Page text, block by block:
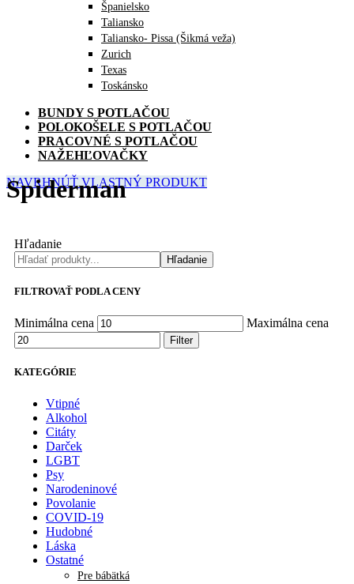
Španielsko
Taliansko
Taliansko- Pissa (Šikmá veža)
Zurich
Texas
Toskánsko
BUNDY S POTLAČOU
POLOKOŠELE S POTLAČOU
PRACOVNÉ S POTLAČOU
NAŽEHĽOVAČKY
NAVRHNÚŤ VLASTNÝ PRODUKT
Spiderman
Hľadanie
Hľadanie
FILTROVAŤ PODLA CENY
Minimálna cena Maximálna cena
Filter
KATEGÓRIE
Vtipné
Alkohol
Citáty
Darček
LGBT
Psy
Narodeninové
Povolanie
COVID-19
Hudobné
Láska
Ostatné
Pre bábätká